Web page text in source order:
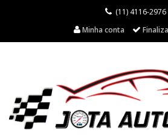
(11) 4116-2976
Minha conta